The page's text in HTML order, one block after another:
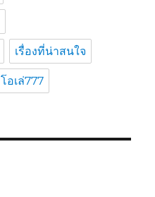
เรื่องที่น่าสนใจ
โอเล่777